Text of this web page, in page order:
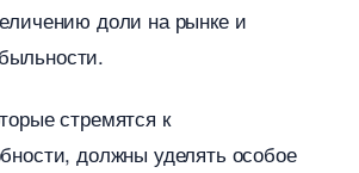
доли на рынке и
стремятся к
должны уделять особое